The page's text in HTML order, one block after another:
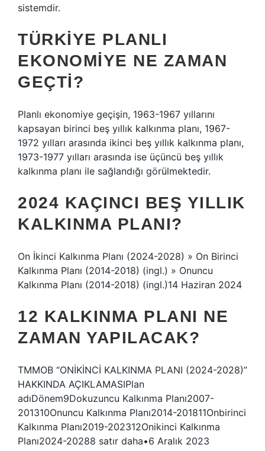
sistemdir.
TÜRKIYE PLANLI
EKONOMIYE NE ZAMAN
GEÇTI?
Planlı ekonomiye geçişin, 1963-1967 yıllarını
kapsayan birinci beş yıllık kalkınma planı, 1967-
1972 yılları arasında ikinci beş yıllık kalkınma planı,
1973-1977 yılları arasında ise üçüncü beş yıllık
kalkınma planı ile sağlandığı görülmektedir.
2024 KAÇINCI BEŞ YILLIK
KALKINMA PLANI?
On İkinci Kalkınma Planı (2024-2028) » On Birinci
Kalkınma Planı (2014-2018) (ingl.) » Onuncu
Kalkınma Planı (2014-2018) (ingl.)14 Haziran 2024
12 KALKINMA PLANI NE
ZAMAN YAPILACAK?
TMMOB “ONİKİNCİ KALKINMA PLANI (2024-2028)”
HAKKINDA AÇIKLAMASIPlan
adıDönem9Dokuzuncu Kalkınma Planı2007-
201310Onuncu Kalkınma Planı2014-201811Onbirinci
Kalkınma Planı2019-202312Onikinci Kalkınma
Planı2024-20288 satır daha•6 Aralık 2023